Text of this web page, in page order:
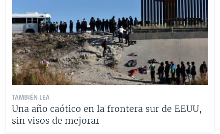
TAMBIÉN LEA
Una año caótico en la frontera sur de EEUU,
sin visos de mejorar